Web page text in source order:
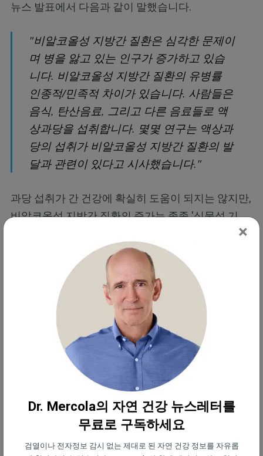
뉴스 발표에서 다음과 같이 말했습니다.
"비알코올성 지방간 질환은 심각한 문제이
며 병을 앓고 있는 인구가 증가하고 있습
니다. 비알코올성 지방간 질환의 유병률
인종적/민족적 차이가 있습니다. 사람들은
음식, 탄산음료, 그리고 다른 음료들로 액
상과당을 섭취합니다. 몇몇 연구는 액상과
당의 섭취가 비알코올성 지방간 질환의 발
달과 관련이 있다고 시사했습니다."
과당 섭취가 간 건강에 확실히 도움이 되지는 않지만,
비알코올성 지방간 질환의 증가는 종종 '식물성 기
름'이라고 불리는 산업적으로 가공된 독성 종자유의
섭취 증가와 더 관련이 있을 수 있습니다.
오메가-6 고도불포화지방산(PUFA)이 높은 종자유의
예로는 대두유, 목화씨유, 해바라기유, 카놀라유, 옥수
수유 및 홍화유가 있습니다. 오메가-6는 산화성 활성
산소를 급격히 증가시키고 미토콘드리아 기능 장애
를 유발하는 가장 흔한 종류인 리놀레산 때문에 염증
유발 물질로 간주됩니다.
연구진이 영양소(Nutrients) 저널에 언급한 바에 따
르면, “게다가, 몇몇 연구들은 오메가-6 고도불포화지
방산이 비만, 비알코올성 지방간 질환 그리고 심혈관
×
Dr. Mercola의 자연 건강 뉴스레터를
무료로 구독하세요
검열이나 전자정보 감시 없는 제대로 된 자연 건강 정보를 자유롭